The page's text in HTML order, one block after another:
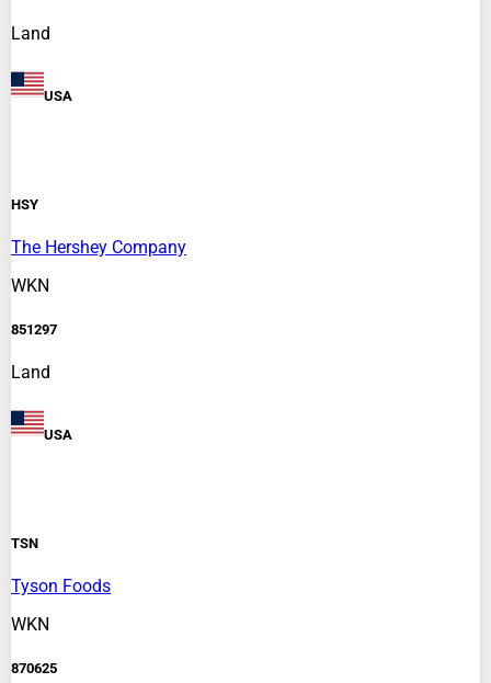
Land
USA
HSY
The Hershey Company
WKN
851297
Land
USA
TSN
Tyson Foods
WKN
870625